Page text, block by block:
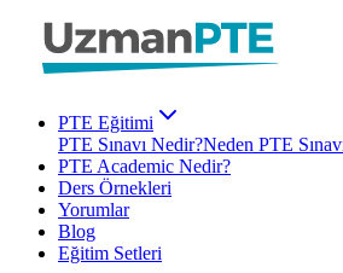
PTE Eğitimi
PTE Sınavı Nedir?Neden PTE
PTE Academic Nedir?
Ders Örnekleri
Yorumlar
Blog
Eğitim Setleri